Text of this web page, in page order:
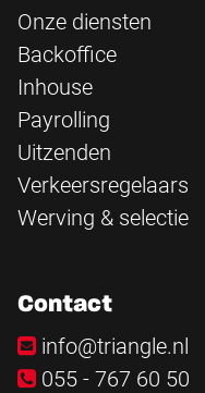
Onze diensten
Backoffice
Inhouse
Payrolling
Uitzenden
Verkeersregelaars
Werving & selectie
Contact
info@triangle.nl
055 - 767 60 50